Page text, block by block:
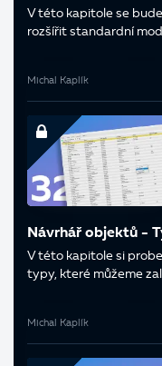
V této kapitole se
rozšířit standardní
Michal Kaplík
Návrhář objektů -
V této kapitole si
typy, které můžeme
Michal Kaplík